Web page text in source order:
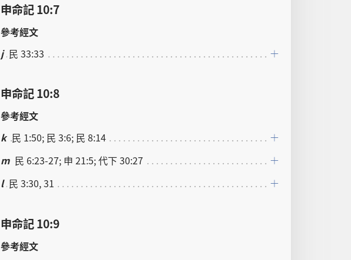
申命記 10:7
參考經文
j 民 33:33
申命記 10:8
參考經文
k 民 1:50; 民 3:6; 民 8:14
m 民 6:23-27; 申 21:5; 代下 30:27
l 民 3:30, 31
申命記 10:9
參考經文